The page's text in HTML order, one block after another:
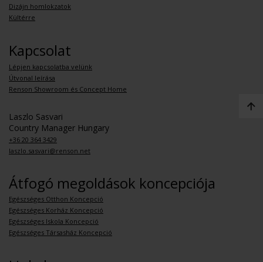
Dizájn homlokzatok
Kültérre
Kapcsolat
Lépjen kapcsolatba velünk
Útvonal leírása
Renson Showroom és Concept Home
Laszlo Sasvari
Country Manager Hungary
+36 20 364 3429
laszlo.sasvari@renson.net
Átfogó megoldások koncepciója
Egészséges Otthon Koncepció
Egészséges Korház Koncepció
Egészséges Iskola Koncepció
Egészséges Társasház Koncepció